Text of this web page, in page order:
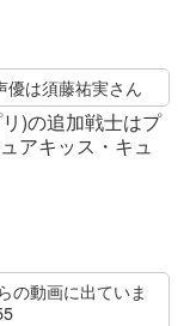
は須藤祐実さん
)の追加戦士はプ
アキッス・キュ
の動画に出ていま